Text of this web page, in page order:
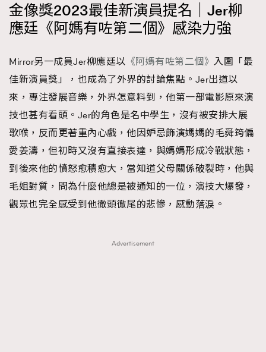
金像獎2023最佳新演員提名｜Jer柳
應廷《阿媽有咗第二個》感染力強
Mirror另一成員Jer柳應廷以 《阿媽有咗第二個》 入圍「最
佳新演員獎」，也成為了外界的討論焦點。Jer出道以
來，專注發展音樂，外界怎意料到，他第一部電影原來演
技也甚有看頭。Jer的角色是名中學生，沒有被安排大展
歌喉，反而更著重內心戲，他因妒忌飾演媽媽的毛舜筠偏
愛姜濤，但初時又沒有直接表達，與媽媽形成冷戰狀態，
到後來他的憤怒愈積愈大，當知道父母關係破裂時，他與
毛姐對質，問為什麼他總是被通知的一位，演技大爆發，
觀眾也完全感受到他徹頭徹尾的悲慘，感動落淚。
Advertisement